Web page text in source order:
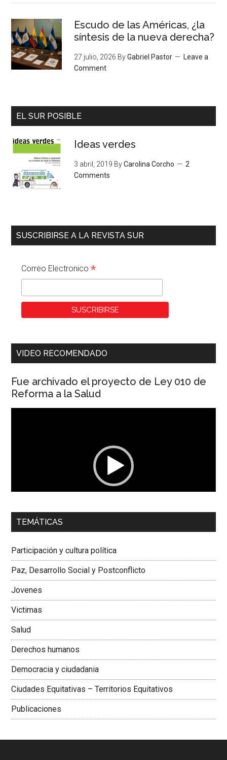
Escudo de las Américas, ¿la
síntesis de la nueva derecha?
27 julio, 2026 ByGabriel Pastor
Leave a
Comment
EL SUR POSIBLE
Ideas verdes
3 abril, 2019 ByCarolina Corcho
2
Comments
SUSCRIBIRSE A LA REVISTA SUR
Correo Electronico*
VIDEO RECOMENDADO
Fue archivado el proyecto de Ley 010 de
Reforma a la Salud
00:00 01:04
Dra. Carolina Corcho Mejía,Presidenta Corporación
Colombiana
TEMÁTICAS
Participación y cultura política
Paz, Desarrollo Social y Postconflicto
Jovenes
Victimas
Salud
Derechos humanos
Democracia y ciudadania
Ciudades Equitativas – Territorios Equitativos
Publicaciones